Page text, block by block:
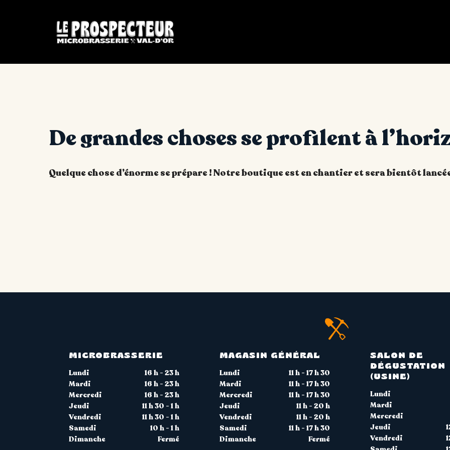
De grandes choses se profilent à
Quelque chose d’énorme se prépare ! Notre boutique est en chantier et sera bientôt
MICROBRASSERIE
Lundi
16 h - 23 h
Mardi
16 h - 23 h
Mercredi
16 h - 23 h
Jeudi
11 h 30 - 1 h
Vendredi
11 h 30 - 1 h
Samedi
10 h - 1 h
Dimanche
Fermé
MAGASIN GÉNÉRAL
Lundi
11 h - 17 h 30
Mardi
11 h - 17 h 30
Mercredi
11 h - 17 h 30
Jeudi
11 h - 20 h
Vendredi
11 h - 20 h
Samedi
11 h - 17 h 30
Dimanche
Fermé
SALON DE
DÉGUSTATION
(USINE)
Lundi
Mardi
Mercredi
Jeudi
Vendredi